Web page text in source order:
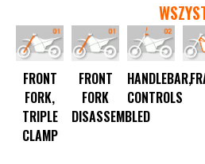
FRONT
FORK,
TRIPLE
CLAMP
FRONT
FORK
DISASSEMBLED
HANDLEBAR,
CONTROLS